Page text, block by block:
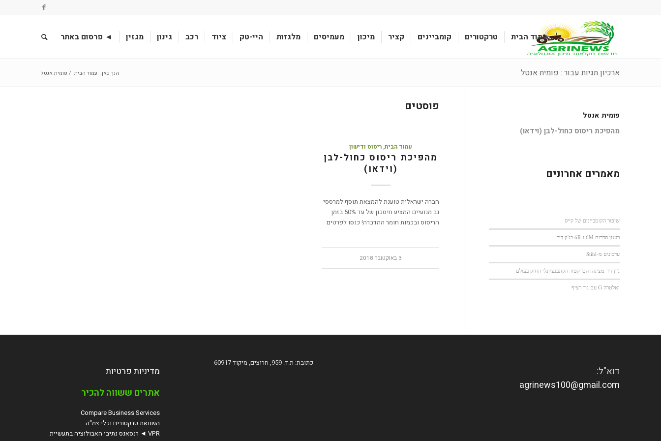
עמוד הבית טרקטורים קומביינים קציר מיכון מעמיסים מלגזות היי-טק ציוד רכב גינון מגזין ◄ פרסום באתר
ארכיון תגיות עבור : פומית אנטל הנך כאן: עמוד הבית / פומית אנטל
פוסטים
עמוד הבית, ריסוס ודישון
מהפיכת ריסוס כחול-לבן
(וידאו)
חברה ישראלית טוענת להמצאת תוסף למרססי
גב מנועיים המציע חיסכון של עד 50% בזמן
הריסוס ובכמות חומר ההדברה! כנסו לפרטים
3 באוקטובר 2018
פומית אנטל
מהפיכת ריסוס כחול-לבן (וידאו)
מאמרים אחרונים
שיפור הקומביינים של קייס
רענון סדרות 6M ו-6R בג'ון דיר
עדכונים מ-Stihl
ג'ון דיר מציגה: הטרקטור הקונבנציונלי החזק בעולם
ואלטרה G עם גיר רציף
דוא"ל:
agrinews100@gmail.com
כתובת: ת.ד. 959, חרוצים, מיקוד 60917
מדיניות פרטיות
אתרים ששווה להכיר
Compare Business Services
השוואת טרקטורים וכלי צמ"ה
VPR ◄ רנסאנס נתיבי האבולוציה בתעשיית